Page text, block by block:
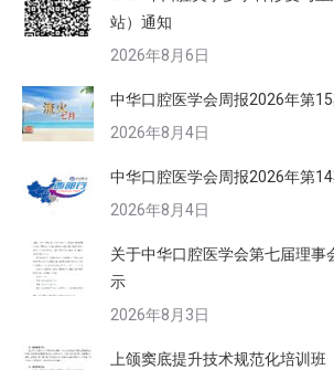
站）通知
2026年8月6日
中华口腔医学会周报2026年第
2026年8月4日
中华口腔医学会周报2026年第
2026年8月4日
关于中华口腔医学会第七届理事
示
2026年8月3日
上颌窦底提升技术规范化培训